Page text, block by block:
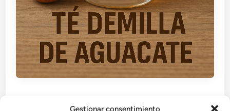
Gestionar consentimiento